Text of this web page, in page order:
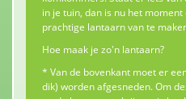
in je tuin, dan is nu het
prachtige lantaarn van te
Hoe maak je zo'n lantaarn?
* Van de bovenkant moet er
dik) worden afgesneden. Om